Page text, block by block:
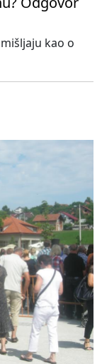
kao o